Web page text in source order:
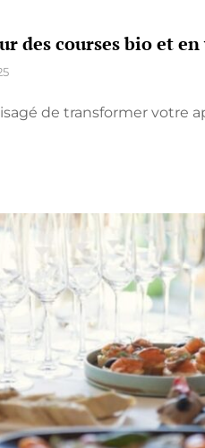
des courses bio et
de transformer votre